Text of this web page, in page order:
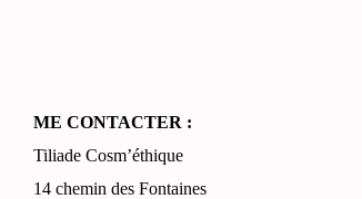
ME CONTACTER :
Tiliade Cosm’éthique
14 chemin des Fontaines